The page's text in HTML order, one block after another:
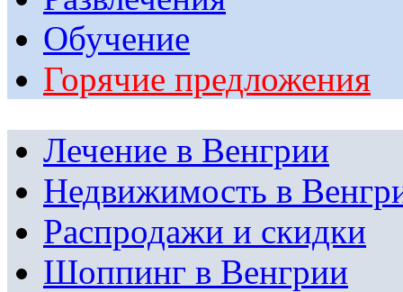
Обучение
Горячие предложения
Лечение в Венгрии
Недвижимость в
Распродажи и скидки
Шоппинг в Венгрии